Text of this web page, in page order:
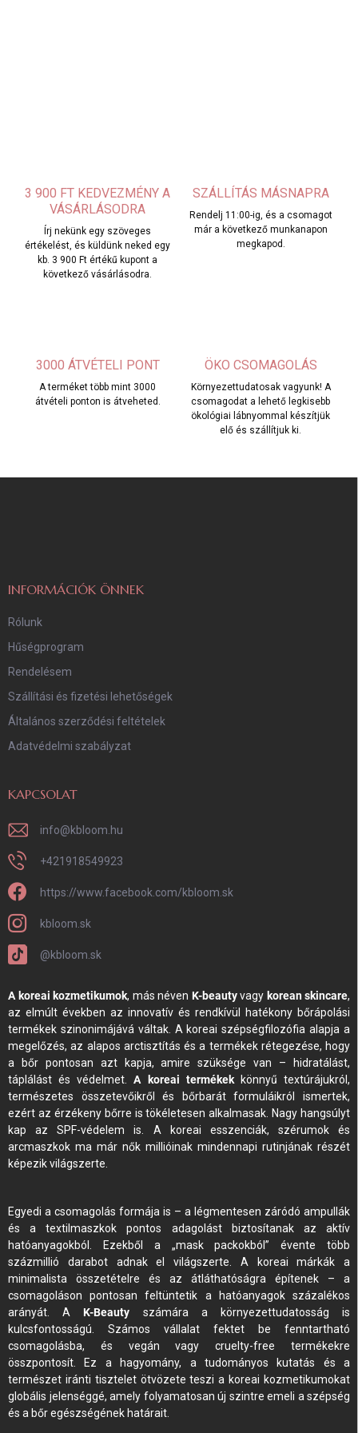
3 900 FT KEDVEZMÉNY A
VÁSÁRLÁSODRA
Írj nekünk egy szöveges
értékelést, és küldünk neked egy
kb. 3 900 Ft értékű kupont a
következő vásárlásodra.
SZÁLLÍTÁS MÁSNAPRA
Rendelj 11:00-ig, és a csomagot
már a következő munkanapon
megkapod.
3000 ÁTVÉTELI PONT
A terméket több mint 3000
átvételi ponton is átveheted.
ÖKO CSOMAGOLÁS
Környezettudatosak vagyunk! A
csomagodat a lehető legkisebb
ökológiai lábnyommal készítjük
elő és szállítjuk ki.
INFORMÁCIÓK ÖNNEK
Rólunk
Hűségprogram
Rendelésem
Szállítási és fizetési lehetőségek
Általános szerződési feltételek
Adatvédelmi szabályzat
KAPCSOLAT
info@kbloom.hu
+421918549923
https://www.facebook.com/kbloom.sk
kbloom.sk
@kbloom.sk
A koreai kozmetikumok, más néven K-beautyvagy korean skincare,
az elmúlt években az innovatív és rendkívül hatékony bőrápolási
termékek szinonimájává váltak. A koreai szépségfilozófia alapja a
megelőzés, az alapos arctisztítás és a termékek rétegezése, hogy
a bőr pontosan azt kapja, amire szüksége van – hidratálást,
táplálást és védelmet.A koreai termékekkönnyű textúrájukról,
természetes összetevőikről és bőrbarát formuláikról ismertek,
ezért az érzékeny bőrre is tökéletesen alkalmasak. Nagy hangsúlyt
kap az SPF-védelem is. A koreai esszenciák, szérumok és
arcmaszkok ma már nők millióinak mindennapi rutinjának részét
képezik világszerte.
Egyedi a csomagolás formája is – a légmentesen záródó ampullák
és a textilmaszkok pontos adagolást biztosítanak az aktív
hatóanyagokból. Ezekből a „mask packokból” évente több
százmillió darabot adnak el világszerte. A koreai márkák a
minimalista összetételre és az átláthatóságra építenek – a
csomagoláson pontosan feltüntetik a hatóanyagok százalékos
arányát. A K-Beauty számára a környezettudatosság is
kulcsfontosságú. Számos vállalat fektet be fenntartható
csomagolásba, és vegán vagy cruelty-free termékekre
összpontosít. Ez a hagyomány, a tudományos kutatás és a
természet iránti tisztelet ötvözete teszi a koreai kozmetikumokat
globális jelenséggé, amely folyamatosan új szintre emeli a szépség
és a bőr egészségének határait.